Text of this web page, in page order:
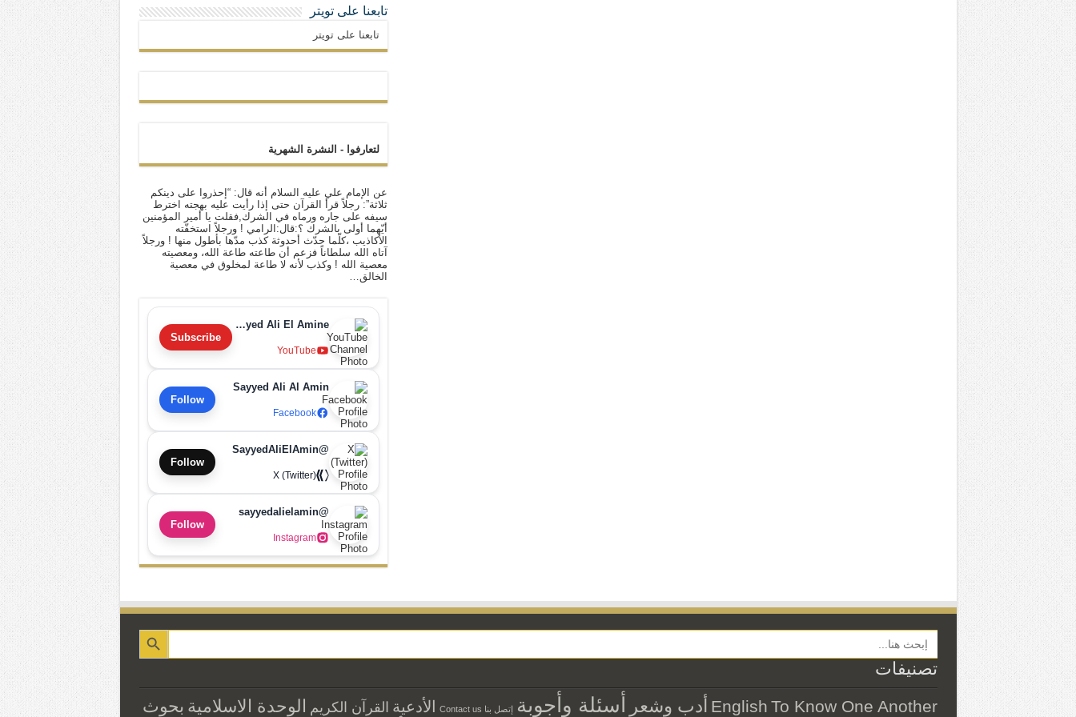
تابعنا على تويتر
تابعنا على تويتر
لتعارفوا - النشرة الشهرية
عن الإمام علي عليه السلام أنه قال: “إحذروا على دينكم
ثلاثة”: رجلاً قرأ القرآن حتى إذا رأيت عليه بهجته اخترط
سيفه على جاره ورماه في الشرك,فقلت يا أمير المؤمنين
أيّهما أولى بالشرك ؟:قال:الرامي ! ورجلاً استخفّته
الأكاذيب ،كلّما حدّث أحدوثة كذب مدّها بأطول منها ! ورجلاً
آتاه الله سلطاناً فزعم أن طاعته طاعة الله، ومعصيته
معصية الله ! وكذب لأنه لا طاعة لمخلوق في معصية
الخالق…
Sayyed Ali El Amine
YouTube
Subscribe
Sayyed Ali Al Amin
Facebook
Follow
@SayyedAliElAmin
X (Twitter)
Follow
@sayyedalielamin
Instagram
Follow
Search Button
تصنيفات
English To Know One Another أدب وشعر أسئلة وأجوبة إتصل بنا Contact us الأدعية القرآن الكريم الوحدة الاسلامية بحوث